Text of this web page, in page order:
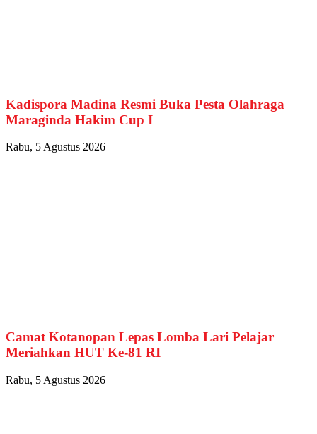
Kadispora Madina Resmi Buka Pesta Olahraga
Maraginda Hakim Cup I
Rabu, 5 Agustus 2026
Camat Kotanopan Lepas Lomba Lari Pelajar
Meriahkan HUT Ke-81 RI
Rabu, 5 Agustus 2026